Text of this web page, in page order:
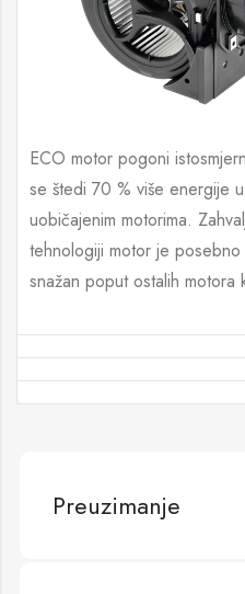
ECO motor pogoni
se štedi 70 % više energije
uobičajenim motorima.
tehnologiji motor je
snažan poput ostalih motora
Preuzimanje